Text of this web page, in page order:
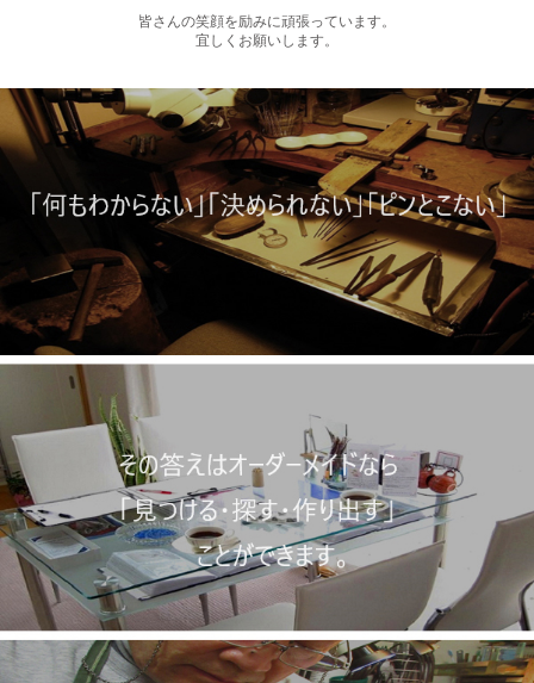
皆さんの笑顔を励みに頑張っています。
宜しくお願いします。